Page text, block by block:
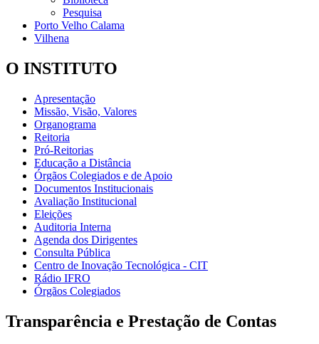
Pesquisa
Porto Velho Calama
Vilhena
O INSTITUTO
Apresentação
Missão, Visão, Valores
Organograma
Reitoria
Pró-Reitorias
Educação a Distância
Órgãos Colegiados e de Apoio
Documentos Institucionais
Avaliação Institucional
Eleições
Auditoria Interna
Agenda dos Dirigentes
Consulta Pública
Centro de Inovação Tecnológica - CIT
Rádio IFRO
Órgãos Colegiados
Transparência e Prestação de Contas